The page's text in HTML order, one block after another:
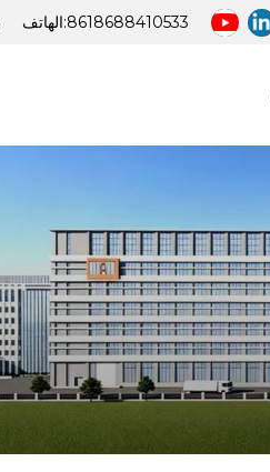
الهاتف:8618688410533